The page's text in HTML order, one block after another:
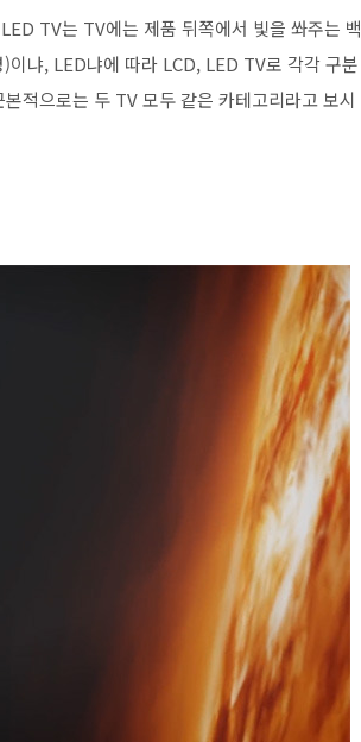
TV는 TV에는 제품 뒤쪽에서 빛을 쏴주는 백
이냐, LED냐에 따라 LCD, LED TV로 각각 구분
적으로는 두 TV 모두 같은 카테고리라고 보시